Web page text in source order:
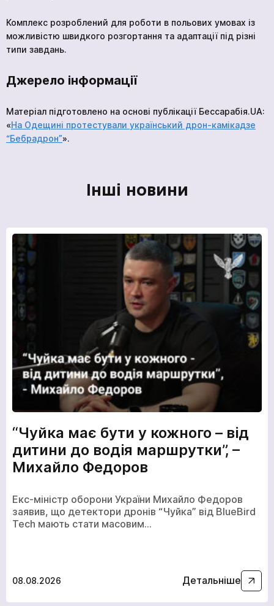
Комплекс розроблений для роботи в польових умовах із
можливістю швидкого розгортання та адаптації під різні
типи завдань.
Джерело інформації
Матеріал підготовлено на основі публікації Бессарабія.UA:
«На Одещині протестували український дрон-камікадзе
“Бебрадрон”».
Інші новини
“Чуйка має бути у кожного – від
дитини до водія маршрутки”, –
Михайло Федоров
Екс-міністр оборони України Михайло Федоров
заявив, що детектори дронів “Чуйка” від BlueBird
Tech мають стати масовим…
08.08.2026 Детальніше
годин